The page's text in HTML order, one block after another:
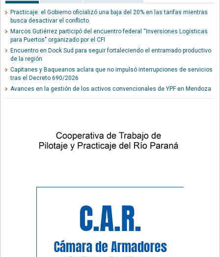
Practicaje: el Gobierno oficializó una baja del 20% en las tarifas mientras
busca desactivar el conflicto
Marcos Gutiérrez participó del encuentro federal “Inversiones Logísticas
para Puertos" organizado por el CFI
Encuentro en Dock Sud para seguir fortaleciendo el entramado productivo
de la región
Capitanes y Baqueanos aclara que no impulsó interrupciones de servicios
tras el Decreto 690/2026
Avances en la gestión de los activos convencionales de YPF en Mendoza